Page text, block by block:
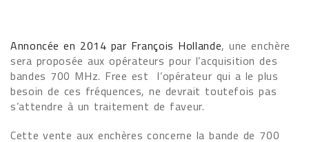
Annoncée en 2014 par François Hollande, une enchère
sera proposée aux opérateurs pour l’acquisition des
bandes 700 MHz. Free est l’opérateur qui a le plus
besoin de ces fréquences, ne devrait toutefois pas
s’attendre à un traitement de faveur.
Cette vente aux enchères concerne la bande de 700